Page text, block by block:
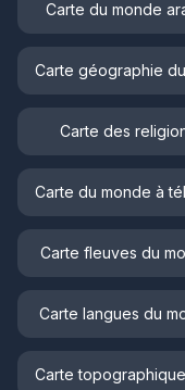
Carte du monde
Carte des
Carte fleuves du
Carte langues du